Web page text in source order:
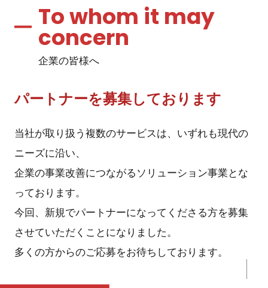
To whom it may
concern
企業の皆様へ
パートナーを募集しております
当社が取り扱う複数のサービスは、いずれも現代の
ニーズに沿い、
企業の事業改善につながるソリューション事業とな
っております。
今回、新規でパートナーになってくださる方を募集
させていただくことになりました。
多くの方からのご応募をお待ちしております。